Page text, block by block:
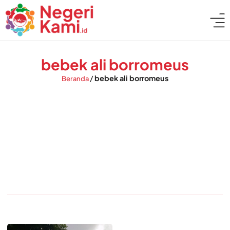
bebek ali borromeus
Beranda/bebek ali borromeus